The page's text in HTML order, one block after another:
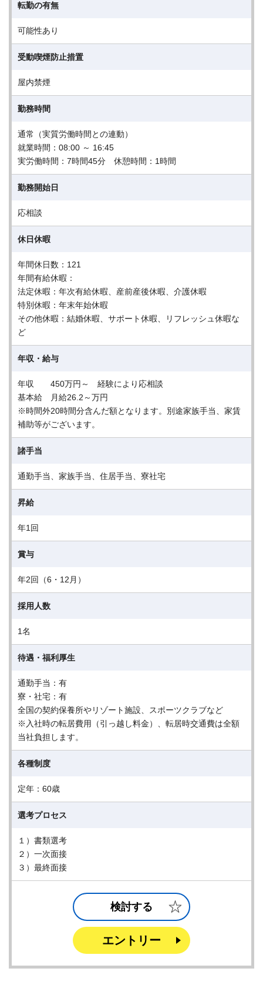
転勤の有無
可能性あり
受動喫煙防止措置
屋内禁煙
勤務時間
通常（実質労働時間との連動）
就業時間：08:00 ～ 16:45
実労働時間：7時間45分 休憩時間：1時間
勤務開始日
応相談
休日休暇
年間休日数：121
年間有給休暇：
法定休暇：年次有給休暇、産前産後休暇、介護休暇
特別休暇：年末年始休暇
その他休暇：結婚休暇、サポート休暇、リフレッシュ休暇な
ど
年収・給与
年収 450万円～ 経験により応相談
基本給 月給26.2～万円
※時間外20時間分含んだ額となります。別途家族手当、家賃
補助等がございます。
諸手当
通勤手当、家族手当、住居手当、寮社宅
昇給
年1回
賞与
年2回（6・12月）
採用人数
1名
待遇・福利厚生
通勤手当：有
寮・社宅：有
全国の契約保養所やリゾート施設、スポーツクラブなど
※入社時の転居費用（引っ越し料金）、転居時交通費は全額
当社負担します。
各種制度
定年：60歳
選考プロセス
１）書類選考
２）一次面接
３）最終面接
検討する
エントリー